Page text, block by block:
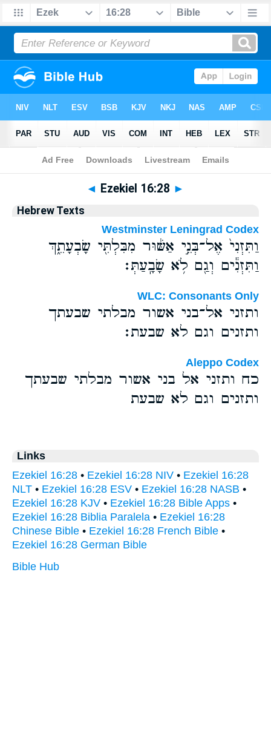
Bible> Hebrew > Ezekiel 16:28
◄ Ezekiel 16:28 ►
Hebrew Texts
Westminster Leningrad Codex
וַתִּזְנִי֙ אֶל־בְּנֵ֣י אַשּׁ֔וּר מִבִּלְתִּ֖י שָׂבְעָתֵ֑ךְ
וַתִּזְנִ֕ים וְגַ֖ם לֹ֥א שָׂבָֽעַתְּ׃
WLC: Consonants Only
ותזני אל־בני אשור מבלתי שבעתך
ותזנים וגם לא שבעת׃
Aleppo Codex
כח ותזני אל בני אשור מבלתי שבעתך
ותזנים וגם לא שבעת
Links
Ezekiel 16:28 • Ezekiel 16:28 NIV • Ezekiel 16:28
NLT • Ezekiel 16:28 ESV • Ezekiel 16:28 NASB •
Ezekiel 16:28 KJV • Ezekiel 16:28 Bible Apps •
Ezekiel 16:28 Biblia Paralela • Ezekiel 16:28
Chinese Bible • Ezekiel 16:28 French Bible •
Ezekiel 16:28 German Bible
Bible Hub